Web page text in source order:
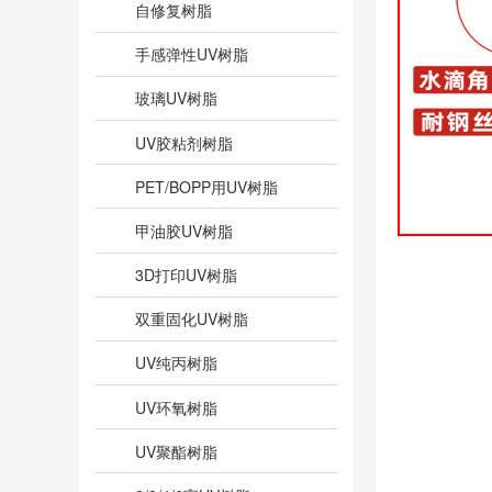
自修复树脂
手感弹性UV树脂
玻璃UV树脂
UV胶粘剂树脂
PET/BOPP用UV树脂
甲油胶UV树脂
3D打印UV树脂
双重固化UV树脂
UV纯丙树脂
UV环氧树脂
UV聚酯树脂